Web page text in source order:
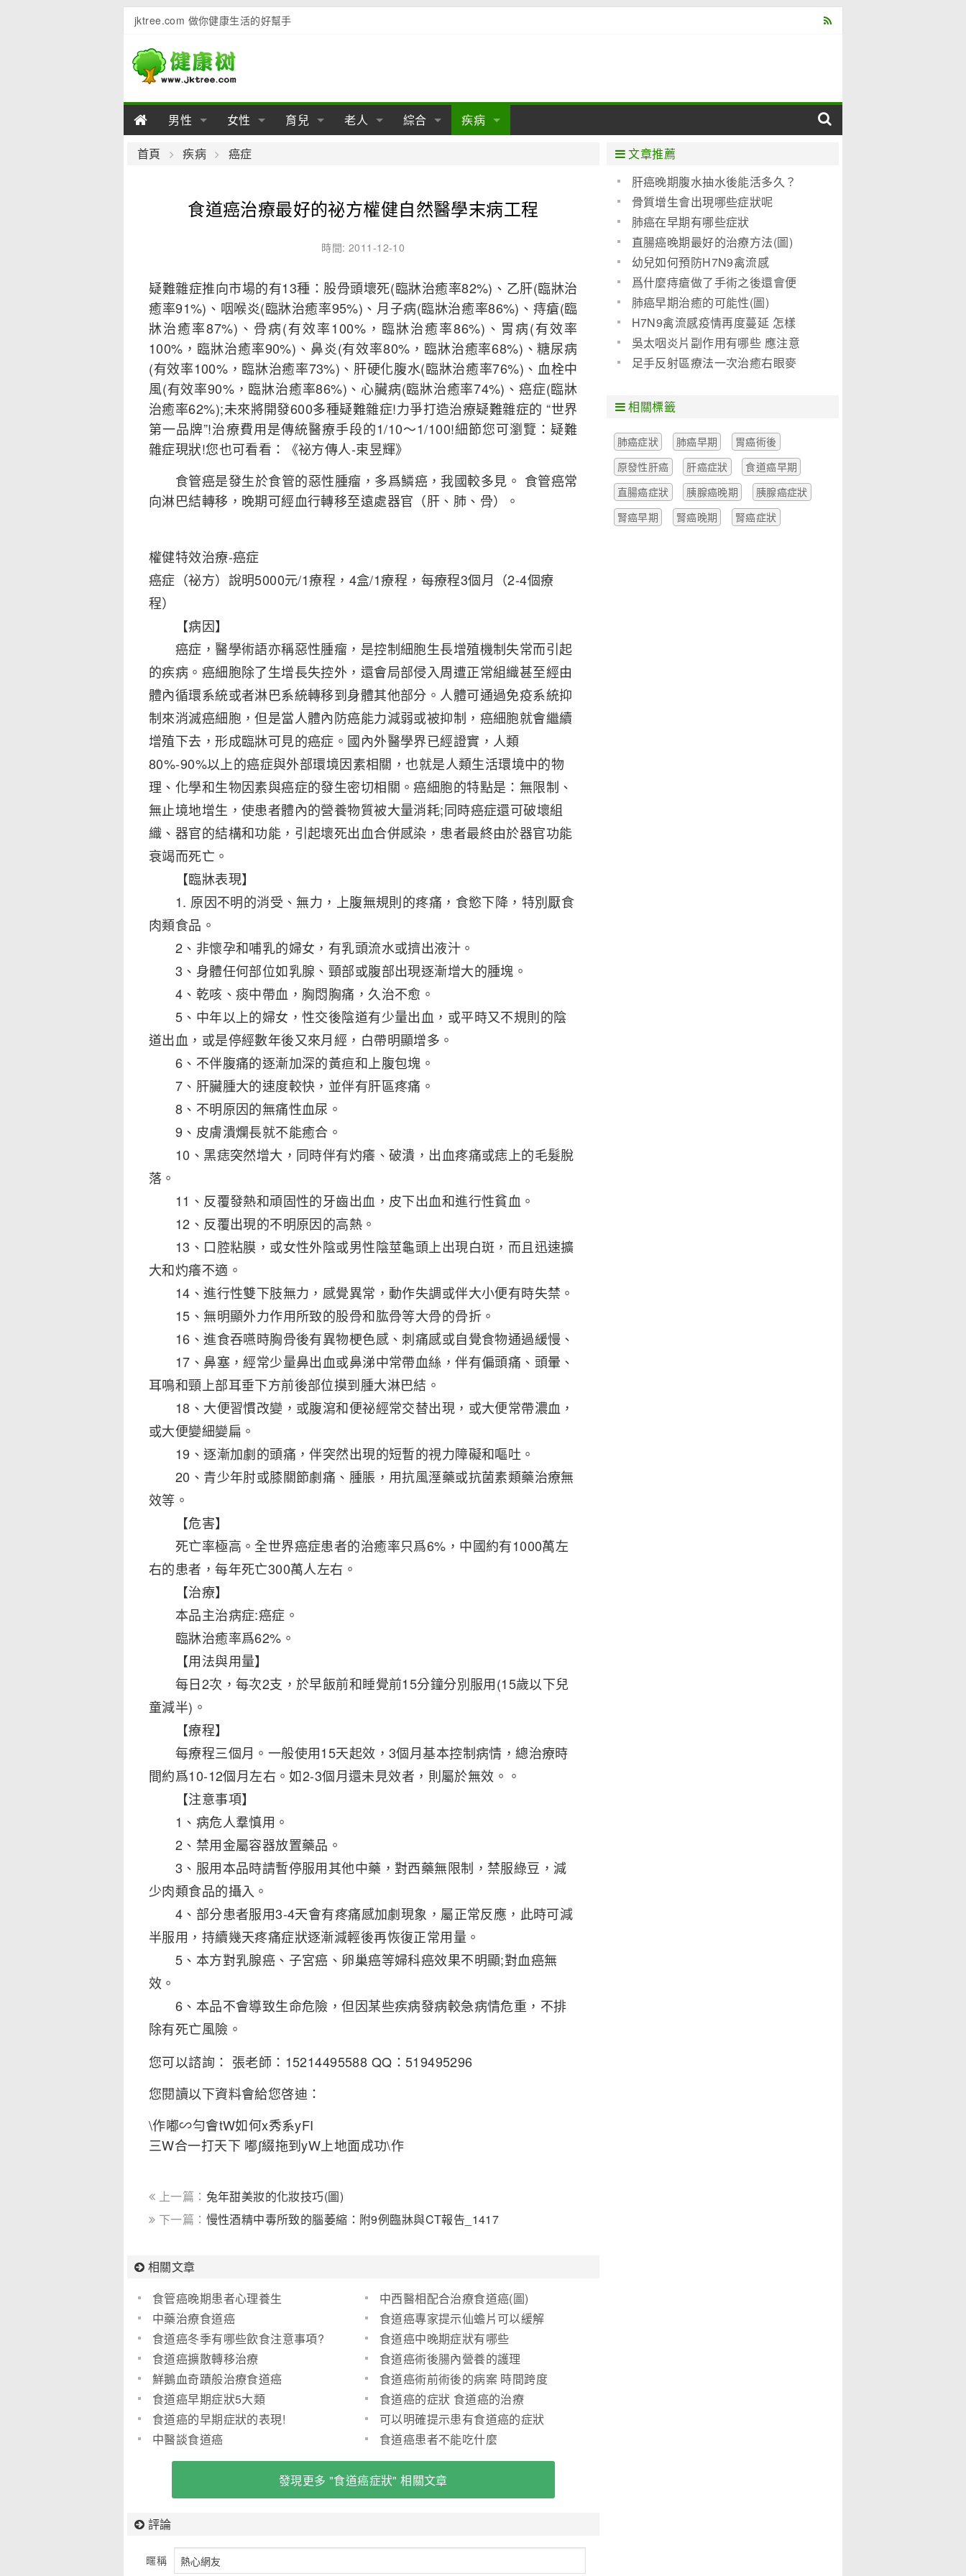
jktree.com 做你健康生活的好幫手
男性
男性陽痿
男性早泄
男性飲食
男性用品 男性疾病
女性
女性乳房
女性飲食
女性生理 女性疾病
育兒
幼兒期
學前期 母嬰用品
老人
老人用品
老人護理
綜合
亞健康
急救自救
疾病
肝病
泌尿科
肛腸科
精神病
心血管
口腔科
內科
首頁 疾病 癌症
食道癌治療最好的祕方權健自然醫學末病工程
時間: 2011-12-10
疑難雜症推向市場的有13種：股骨頭壞死(臨牀治癒率82%)、乙肝(臨牀治
癒率91%)、咽喉炎(臨牀治癒率95%)、月子病(臨牀治癒率86%)、痔瘡(臨
牀治癒率87%)、骨病(有效率100%，臨牀治癒率86%)、胃病(有效率
100%，臨牀治癒率90%)、鼻炎(有效率80%，臨牀治癒率68%)、糖尿病
(有效率100%，臨牀治癒率73%)、肝硬化腹水(臨牀治癒率76%)、血栓中
風(有效率90%，臨牀治癒率86%)、心臟病(臨牀治癒率74%)、癌症(臨牀
治癒率62%);未來將開發600多種疑難雜症!力爭打造治療疑難雜症的 “世界
第一品牌”!治療費用是傳統醫療手段的1/10～1/100!細節您可瀏覽：疑難
雜症現狀!您也可看看：《祕方傳人-束昱輝》
食管癌是發生於食管的惡性腫瘤，多爲鱗癌，我國較多見。 食管癌常
向淋巴結轉移，晚期可經血行轉移至遠處器官（肝、肺、骨）。
權健特效治療-癌症
癌症（祕方）說明5000元/1療程，4盒/1療程，每療程3個月（2-4個療
程）
【病因】
癌症，醫學術語亦稱惡性腫瘤，是控制細胞生長增殖機制失常而引起
的疾病。癌細胞除了生增長失控外，還會局部侵入周遭正常組織甚至經由
體內循環系統或者淋巴系統轉移到身體其他部分。人體可通過免疫系統抑
制來消滅癌細胞，但是當人體內防癌能力減弱或被抑制，癌細胞就會繼續
增殖下去，形成臨牀可見的癌症。國內外醫學界已經證實，人類
80%-90%以上的癌症與外部環境因素相關，也就是人類生活環境中的物
理、化學和生物因素與癌症的發生密切相關。癌細胞的特點是：無限制、
無止境地增生，使患者體內的營養物質被大量消耗;同時癌症還可破壞組
織、器官的結構和功能，引起壞死出血合併感染，患者最終由於器官功能
衰竭而死亡。
【臨牀表現】
1. 原因不明的消受、無力，上腹無規則的疼痛，食慾下降，特別厭食
肉類食品。
2、非懷孕和哺乳的婦女，有乳頭流水或擠出液汁。
3、身體任何部位如乳腺、頸部或腹部出現逐漸增大的腫塊。
4、乾咳、痰中帶血，胸悶胸痛，久治不愈。
5、中年以上的婦女，性交後陰道有少量出血，或平時又不規則的陰
道出血，或是停經數年後又來月經，白帶明顯增多。
6、不伴腹痛的逐漸加深的黃疸和上腹包塊。
7、肝臟腫大的速度較快，並伴有肝區疼痛。
8、不明原因的無痛性血尿。
9、皮膚潰爛長就不能癒合。
10、黑痣突然增大，同時伴有灼癢、破潰，出血疼痛或痣上的毛髮脫
落。
11、反覆發熱和頑固性的牙齒出血，皮下出血和進行性貧血。
12、反覆出現的不明原因的高熱。
13、口腔粘膜，或女性外陰或男性陰莖龜頭上出現白斑，而且迅速擴
大和灼癢不適。
14、進行性雙下肢無力，感覺異常，動作失調或伴大小便有時失禁。
15、無明顯外力作用所致的股骨和肱骨等大骨的骨折。
16、進食吞嚥時胸骨後有異物梗色感、刺痛感或自覺食物通過緩慢、
17、鼻塞，經常少量鼻出血或鼻涕中常帶血絲，伴有偏頭痛、頭暈、
耳鳴和頸上部耳垂下方前後部位摸到腫大淋巴結。
18、大便習慣改變，或腹瀉和便祕經常交替出現，或大便常帶濃血，
或大便變細變扁。
19、逐漸加劇的頭痛，伴突然出現的短暫的視力障礙和嘔吐。
20、青少年肘或膝關節劇痛、腫脹，用抗風溼藥或抗菌素類藥治療無
效等。
【危害】
死亡率極高。全世界癌症患者的治癒率只爲6%，中國約有1000萬左
右的患者，每年死亡300萬人左右。
【治療】
本品主治病症:癌症。
臨牀治癒率爲62%。
【用法與用量】
每日2次，每次2支，於早飯前和睡覺前15分鐘分別服用(15歲以下兒
童減半)。
【療程】
每療程三個月。一般使用15天起效，3個月基本控制病情，總治療時
間約爲10-12個月左右。如2-3個月還未見效者，則屬於無效。。
【注意事項】
1、病危人羣慎用。
2、禁用金屬容器放置藥品。
3、服用本品時請暫停服用其他中藥，對西藥無限制，禁服綠豆，減
少肉類食品的攝入。
4、部分患者服用3-4天會有疼痛感加劇現象，屬正常反應，此時可減
半服用，持續幾天疼痛症狀逐漸減輕後再恢復正常用量。
5、本方對乳腺癌、子宮癌、卵巢癌等婦科癌效果不明顯;對血癌無
效。
6、本品不會導致生命危險，但因某些疾病發病較急病情危重，不排
除有死亡風險。
您可以諮詢： 張老師：15214495588 QQ：519495296
您閱讀以下資料會給您啓迪：
\作嘟∽勻會tW如何x秀系yFI
三W合一打天下 嘟∫綴拖到yW上地面成功\作
上一篇： 兔年甜美妝的化妝技巧(圖)
下一篇： 慢性酒精中毒所致的腦萎縮：附9例臨牀與CT報告_1417
相關文章
食管癌晚期患者心理養生
中西醫相配合治療食道癌(圖)
中藥治療食道癌
食道癌專家提示仙蟾片可以緩解
食道癌晚期死前症狀
食道癌冬季有哪些飲食注意事項?
食道癌中晚期症狀有哪些
食道癌擴散轉移治療
食道癌術後腸內營養的護理
鮮鵝血奇蹟般治療食道癌
食道癌術前術後的病案 時間跨度
長 整理病案費時些
食道癌早期症狀5大類
食道癌的症狀 食道癌的治療
食道癌的早期症狀的表現!
可以明確提示患有食道癌的症狀
中醫談食道癌
食道癌患者不能吃什麼
發現更多 "食道癌症狀" 相關文章
評論
暱稱
文章推薦
肝癌晚期腹水抽水後能活多久？
骨質增生會出現哪些症狀呢
肺癌在早期有哪些症狀
直腸癌晚期最好的治療方法(圖)
幼兒如何預防H7N9禽流感
爲什麼痔瘡做了手術之後還會便
血呢？
肺癌早期治癒的可能性(圖)
H7N9禽流感疫情再度蔓延 怎樣
預防是關鍵!(圖)
吳太咽炎片副作用有哪些 應注意
些什麼
足手反射區療法一次治癒右眼麥
相關標籤
肺癌症狀 肺癌早期
胃癌術後
原發性肝癌
肝癌症狀
食道癌早期
直腸癌症狀
胰腺癌晚期
胰腺癌症狀
腎癌早期
腎癌晚期 腎癌症狀